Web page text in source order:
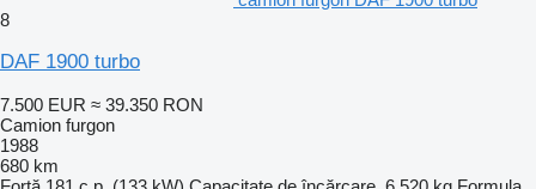
8
DAF 1900 turbo
7.500 EUR ≈ 39.350 RON
Camion furgon
1988
680 km